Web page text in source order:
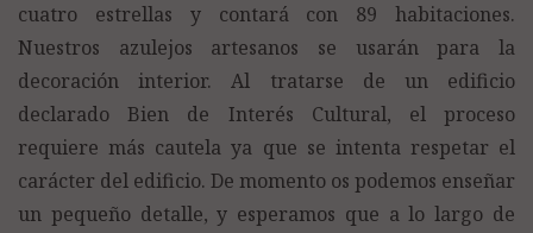
cuatro estrellas y contará con 89 habitaciones.
Nuestros azulejos artesanos se usarán para la
decoración interior. Al tratarse de un edificio
declarado Bien de Interés Cultural, el proceso
requiere más cautela ya que se intenta respetar el
carácter del edificio. De momento os podemos enseñar
un pequeño detalle, y esperamos que a lo largo de